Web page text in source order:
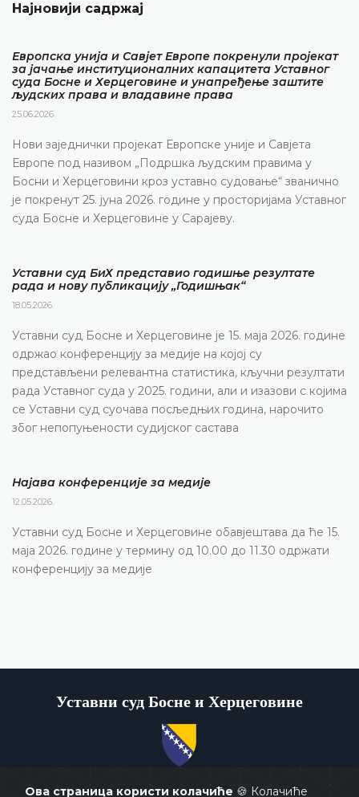
Ова страница користи колачиће 🍪 Колачиће
Најновији садржај
Европска унија и Савјет Европе покренули пројекат
за јачање институционалних капацитета Уставног
суда Босне и Херцеговине и унапређење заштите
људских права и владавине права
25.06.2026.
Нови заједнички пројекат Европске уније и Савјета
Европе под називом „Подршка људским правима у
Босни и Херцеговини кроз уставно судовање“ званично
је покренут 25. јуна 2026. године у просторијама Уставног
суда Босне и Херцеговине у Сарајеву.
Уставни суд БиХ представио годишње резултате
рада и нову публикацију „Годишњак“
18.05.2026.
Уставни суд Босне и Херцеговине је 15. маја 2026. године
одржао конференцију за медије на којој су
представљени релевантна статистика, кључни резултати
рада Уставног суда у 2025. години, али и изазови с којима
се Уставни суд суочава посљедњих година, нарочито
због непопуњености судијског састава
Најава конференције за медије
12.05.2026.
Уставни суд Босне и Херцеговине обавјештава да ће 15.
маја 2026. године у термину од 10.00 до 11.30 одржати
конференцију за медије
Уставни суд Босне и Херцеговине